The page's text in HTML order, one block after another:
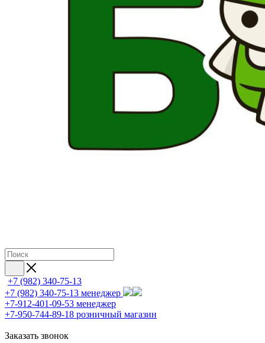
+7 (982) 340-75-13
+7 (982) 340-75-13 менеджер
+7-912-401-09-53 менеджер
+7-950-744-89-18 розничный магазин
Заказать звонок